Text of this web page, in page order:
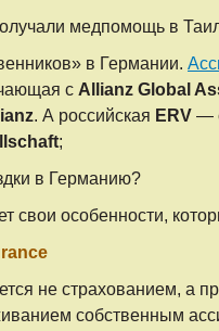
медпомощь в
в Германии.
с Allianz Global
. А российская ERV —
;
в Германию?
свои особенности,
не страхованием, а
собственным